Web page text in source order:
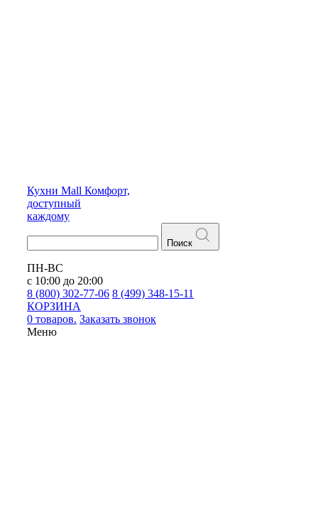
Кухни Mall Комфорт,
доступный
каждому
Поиск
ПН-ВС
с 10:00 до 20:00
8 (800) 302-77-06 8 (499) 348-15-11
КОРЗИНА
0 товаров. Заказать звонок
Меню